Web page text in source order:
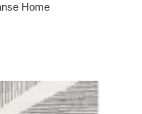
Home